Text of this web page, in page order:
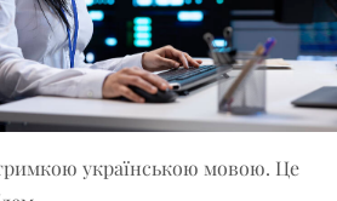
українською мовою. Це